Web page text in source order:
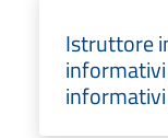
Istruttore
informativi
informativi